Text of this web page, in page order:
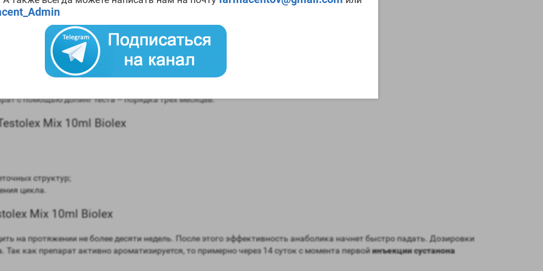
Biolex
сравнении мужским гормоном;
с мужским гормоном;
(ароматизация) – высокая;
с помощью допинг теста – порядка трех месяцев.
Mix 10ml Biolex
структур;
цикла.
Mix 10ml Biolex
на протяжении не более десяти недель. После этого эффективность анаболика начнет быстро падать. Дозировки
Так как препарат активно ароматизируется, то примерно через 14 суток с момента первойинъекции сустанона